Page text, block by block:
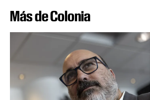
Más de Colonia